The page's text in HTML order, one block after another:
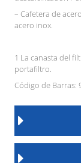
– Cafetera de
acero inox.
1 La canasta del
portafiltro.
Código de Barras: